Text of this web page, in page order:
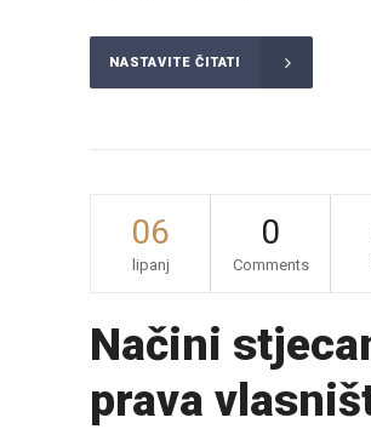
NASTAVITE ČITATI
06
lipanj
0
Comments
Načini
prava